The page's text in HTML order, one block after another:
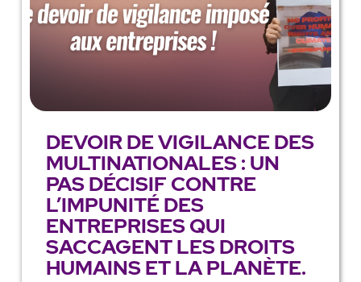
DEVOIR DE VIGILANCE DES
MULTINATIONALES : UN
PAS DÉCISIF CONTRE
L’IMPUNITÉ DES
ENTREPRISES QUI
SACCAGENT LES DROITS
HUMAINS ET LA PLANÈTE.